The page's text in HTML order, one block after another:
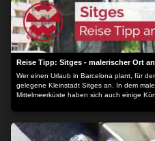
Reise Tipp: Sitges - malerischer Ort
Wer einen Urlaub in Barcelona plant, für
gelegene Kleinstadt Sitges an. In dem
Mittelmeerküste haben sich auch einige